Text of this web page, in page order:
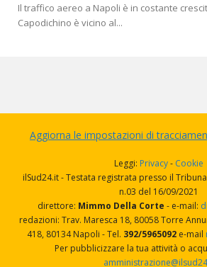
Il traffico aereo a Napoli è in costante
Capodichino è vicino al...
Aggiorna le impostazioni di
Leggi: Privacy- Cookie
ilSud24.it - Testata registrata presso il
n.03 del 16/09/2021
direttore: Mimmo Della Corte - e-mail:
redazioni: Trav. Maresca 18, 80058 Torre
418, 80134 Napoli - Tel. 392/5965092 e-mail
Per pubblicizzare la tua attività o